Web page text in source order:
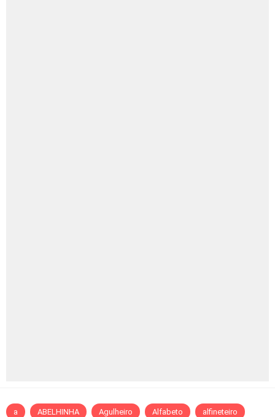
a ABELHINHA Agulheiro Alfabeto alfineteiro